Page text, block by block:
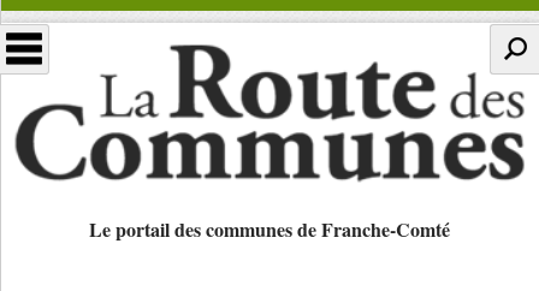
Le portail des communes de Franche-Comté